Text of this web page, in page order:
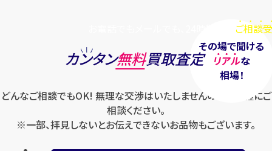
ご相談
その場で聞ける
リアルな
相場！
カンタン無料買取査定
どんなご相談でもOK! 無理な交渉はいたしませんのでお気軽にご
相談ください。
※一部、拝見しないとお伝えできないお品物もございます。